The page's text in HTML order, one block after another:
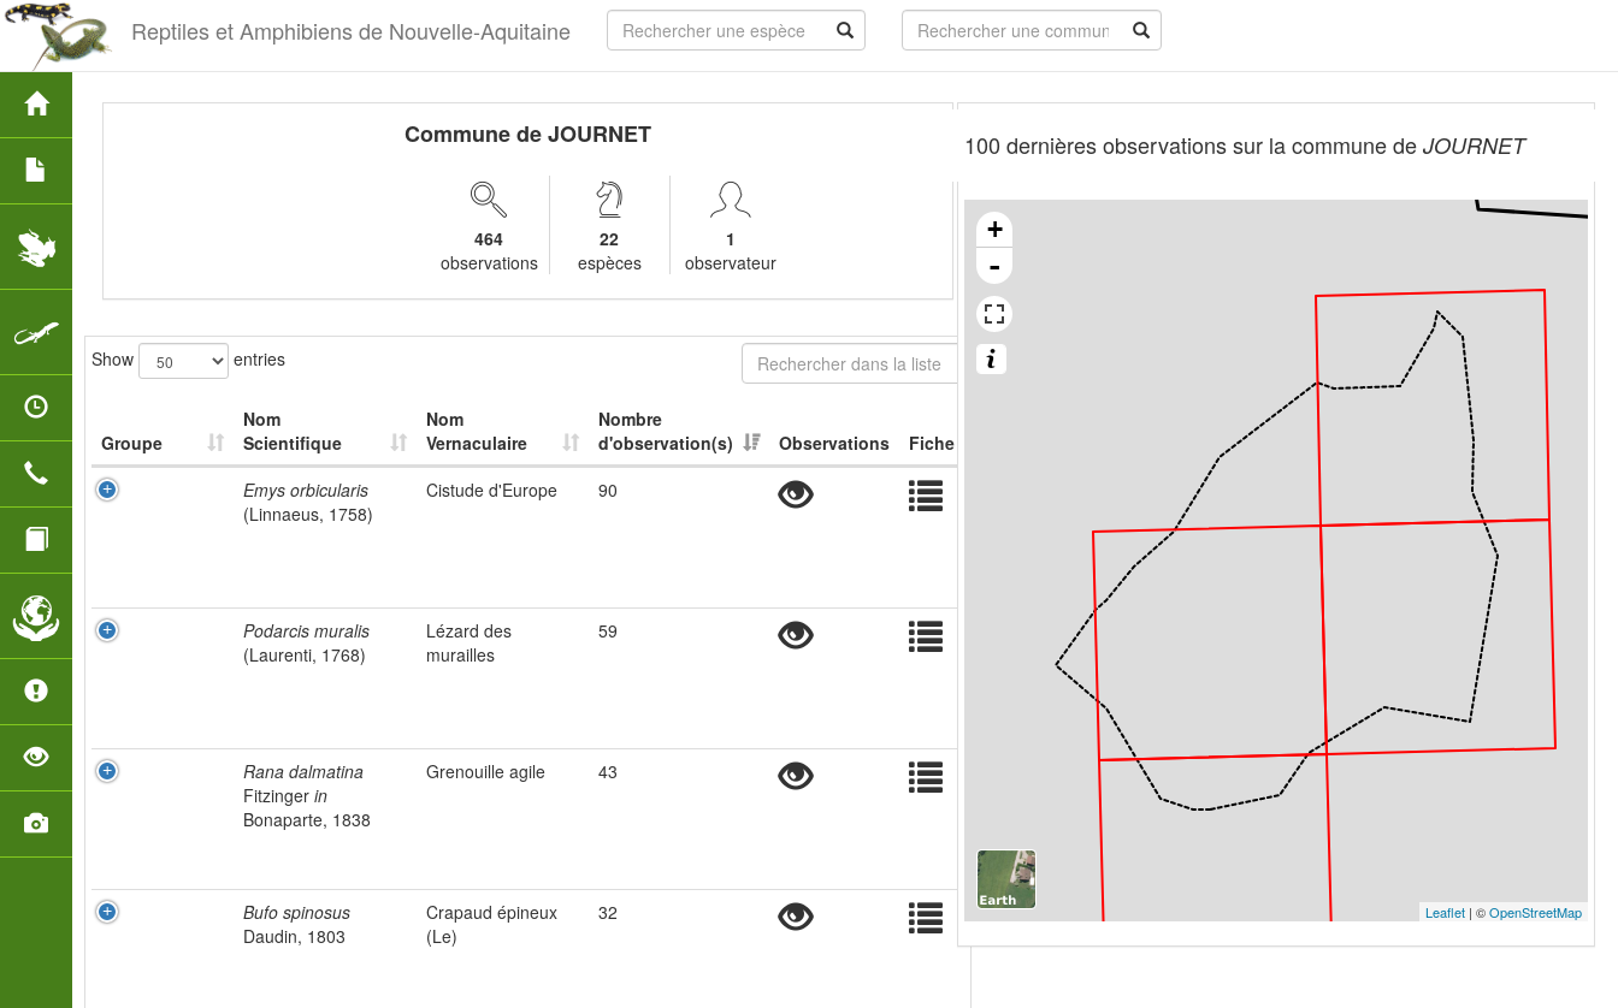
Reptiles et Amphibiens de Nouvelle-Aquitaine
Commune de JOURNET
464
observations
22
espèces
1
observateur
Show entries
Groupe
Nom
Scientifique
Nom
Vernaculaire
Nombre
d'observation(s)
Observations
Fiche
Emys orbicularis
(Linnaeus, 1758)
Cistude d'Europe 90
Podarcis muralis
(Laurenti, 1768)
Lézard des
murailles
59
Rana dalmatina
Fitzinger in
Bonaparte, 1838
Grenouille agile 43
Bufo spinosus
Daudin, 1803
Crapaud épineux
(Le)
32
100 dernières observations sur la commune de JOURNET
+
-
Leaflet| ©OpenStreetMap